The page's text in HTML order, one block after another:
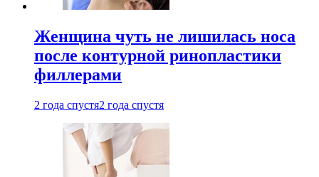
Женщина чуть не лишилась носа
после контурной ринопластики
филлерами
2 года спустя2 года спустя